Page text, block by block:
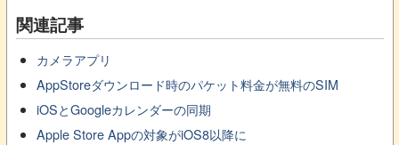
関連記事
カメラアプリ
AppStoreダウンロード時のパケット料金が無料のSIM
iOSとGoogleカレンダーの同期
Apple Store Appの対象がiOS8以降に